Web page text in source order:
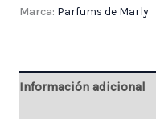
Marca: Parfums de Marly
Información adicional